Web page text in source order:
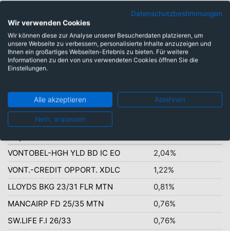
währungsgesichert: 100,00%
VONTOBEL-HGH YLD BD IC EO
2,04%
VONT.-CREDIT OPPORT. XDLC
1,22%
LLOYDS BKG 23/31 FLR MTN
0,81%
MANCAIRP FD 25/35 MTN
0,76%
SW.LIFE F.I 26/33
0,76%
Datenschutzbestimmungen
Wir verwenden Cookies
Wir können diese zur Analyse unserer Besucherdaten platzieren, um
unsere Webseite zu verbessern, personalisierte Inhalte anzuzeigen und
Ihnen ein großartiges Webseiten-Erlebnis zu bieten. Für weitere
Informationen zu den von uns verwendeten Cookies öffnen Sie die
Einstellungen.
Alle akzeptieren Ablehnen
Nein, anpassen